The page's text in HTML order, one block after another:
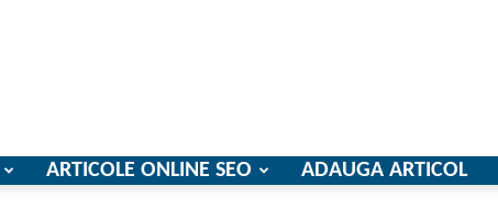
ARTICOLE ONLINE SEO ADAUGA ARTICOL